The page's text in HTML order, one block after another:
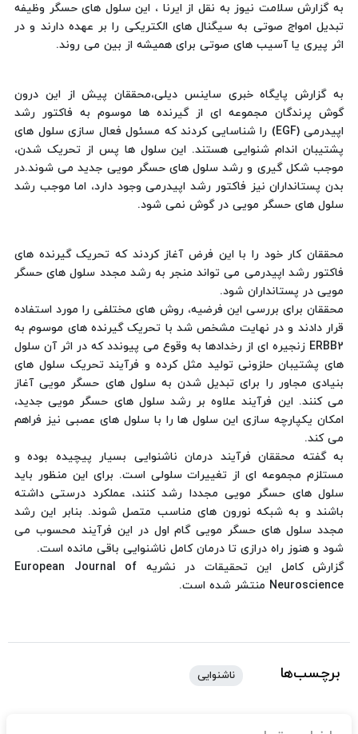
به گزارش سلامت نیوز به نقل از ایرنا ، این سلول های حسگر وظیفه
تبدیل امواج صوتی به سیگنال های الکتریکی را بر عهده دارند و در
اثر پیری یا آسیب های صوتی برای همیشه از بین می روند.
به گزارش پایگاه خبری ساینس دیلی،محققان پیش از این درون
گوش پرندگان مجموعه ای از گیرنده ها موسوم به فاکتور رشد
اپیدرمی (EGF) را شناسایی کردند که مسئول فعال سازی سلول های
پشتیبان اندام شنوایی هستند. این سلول ها پس از تحریک شدن،
موجب شکل گیری و رشد سلول های حسگر مویی جدید می شوند.در
بدن پستانداران نیز فاکتور رشد اپیدرمی وجود دارد، اما موجب رشد
سلول های حسگر مویی در گوش نمی شود.
محققان کار خود را با این فرض آغاز کردند که تحریک گیرنده های
فاکتور رشد اپیدرمی می تواند منجر به رشد مجدد سلول های حسگر
مویی در پستانداران شود.
محققان برای بررسی این فرضیه، روش های مختلفی را مورد استفاده
قرار دادند و در نهایت مشخص شد با تحریک گیرنده های موسوم به
ERBB2 زنجیره ای از رخدادها به وقوع می پیوندد که در اثر آن سلول
های پشتیبان حلزونی تولید مثل کرده و فرآیند تحریک سلول های
بنیادی مجاور را برای تبدیل شدن به سلول های حسگر مویی آغاز
می کنند. این فرآیند علاوه بر رشد سلول های حسگر مویی جدید،
امکان یکپارچه سازی این سلول ها را با سلول های عصبی نیز فراهم
می کند.
به گفته محققان فرآیند درمان ناشنوایی بسیار پیچیده بوده و
مستلزم مجموعه ای از تغییرات سلولی است. برای این منظور باید
سلول های حسگر مویی مجددا رشد کنند، عملکرد درستی داشته
باشند و به شبکه نورون های مناسب متصل شوند. بنابر این رشد
مجدد سلول های حسگر مویی گام اول در این فرآیند محسوب می
شود و هنوز راه درازی تا درمان کامل ناشنوایی باقی مانده است.
گزارش کامل این تحقیقات در نشریه European Journal of
Neuroscience منتشر شده است.
برچسب‌ها ناشنوایی